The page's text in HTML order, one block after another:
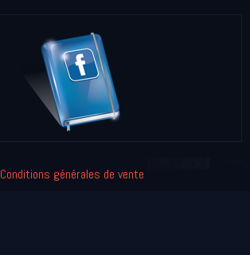
Conditions générales de vente